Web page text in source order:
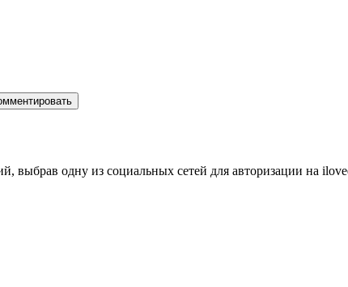
выбрав одну из социальных сетей для авторизации на